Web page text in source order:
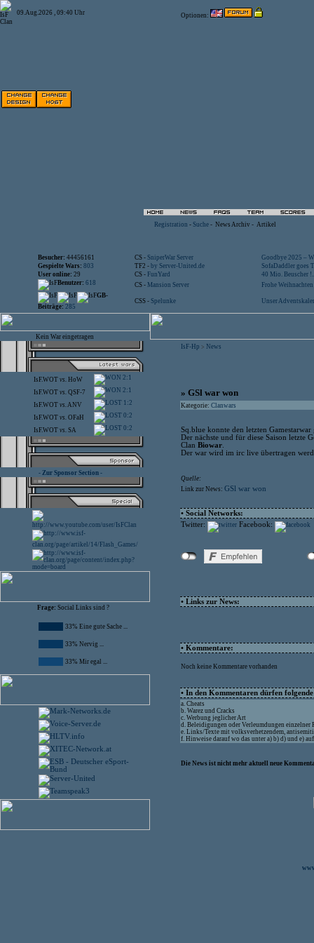
09.Aug.2026 , 09:40 Uhr Optionen:
Registration - Suche - News Archiv - Artikel
Besucher: 44456161 CS - SniperWar Server
Goodbye 2025 –
Gespielte Wars: 803 TF2 - by Server-United.de
SofaDaddler goes
User online: 29 CS - FunYard
40 Mio. Beuscher
Benutzer: 618 CS - Mansion Server
Frohe
GB-
Beiträge: 285
CSS - Spelunke Unser
Kein War eingetragen
IsF.WOT vs. HoW 2:1
IsF.WOT vs. QSF-7 2:1
IsF.WOT vs.ANV 1:2
IsF.WOT vs. OFaH 0:2
IsF.WOT vs. SA 0:2
- Zur Sponsor Section -
Frage: Social Links sind ?
33% Eine gute Sache ...
33% Nervig ...
33% Mir egal ...
IsF-Hp > News
» GSl war won
Kategorie: Clanwars
Sq.blue konnte den letzten
Der nächste und für diese Saison letzte
Clan Biowar
Der war wird im irc live übertragen
Quelle:
Link zur News: GSl war won
• Social Networks:
Twitter:
Facebook:
• Links zur News:
• Kommentare:
Noch keine Kommentare vorhanden
• In den Kommentaren dürfen
a. Cheats
b. Warez und Cracks
c. Werbung jeglicher Art
d. Beleidigungen oder Verleumdungen einzelner
e. Links/Texte mit volksverhetzendem,
f. Hinweise darauf wo das unter a) b) d) und e)
Die News ist nicht mehr aktuell neue